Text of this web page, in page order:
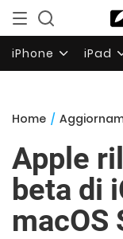
iPhone iPad
Home /
Apple
beta di
macOS